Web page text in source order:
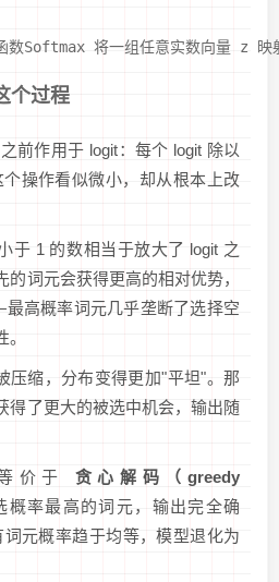
Softmax 将一组任意实数向量 z 映
个过程
前作用于 logit：每个 logit 除以
操作看似微小，却从根本上改
于 1 的数相当于放大了 logit 之
词元会获得更高的相对优势，
高概率词元几乎垄断了选择空
压缩，分布变得更加"平坦"。那
得了更大的被选中机会，输出随
价于 贪心解码（greedy
概率最高的词元，输出完全确
元概率趋于均等，模型退化为